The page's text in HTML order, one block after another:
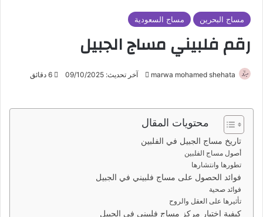
مساج البحرين مساج السعودية
رقم فلبيني مساج الجبيل
marwa mohamed shehata
ب
ر
ل
آخر تحديث: 09/10/2025
محتويات المقال
تاريخ مساج الجبيل في الفلبين
أصول مساج الفلبين
تطورها وانتشارها
فوائد الحصول على مساج فلبيني في الجبيل
فوائد صحية
تأثيرها على العقل والروح
كيفية اختيار مركز مساج فلبيني في الجبيل